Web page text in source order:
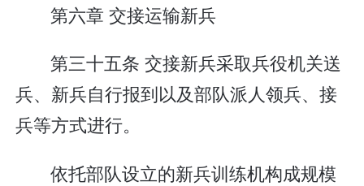
第六章 交接运输新兵
第三十五条 交接新兵采取兵役机关送
兵、新兵自行报到以及部队派人领兵、接
兵等方式进行。
依托部队设立的新兵训练机构成规模